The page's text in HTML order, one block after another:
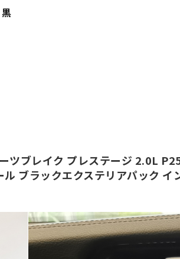
ツブレイク プレステージ 2.0L
ル ブラックエクステリアパック